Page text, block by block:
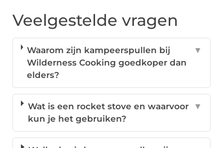
Veelgestelde vragen
Waarom zijn kampeerspullen bij
Wilderness Cooking goedkoper dan
elders?
▼
Wat is een rocket stove en waarvoor
kun je het gebruiken?
▼